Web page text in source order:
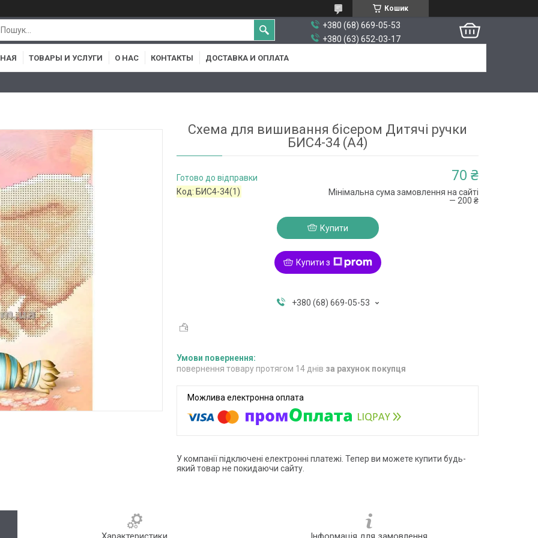
Кошик
+380 (68) 669-05-53
+380 (63) 652-03-17
ТОВАРЫ И УСЛУГИ О НАС КОНТАКТЫ ДОСТАВКА И ОПЛАТА
Схема для вишивання бісером Дитячі ручки
БИС4-34 (А4)
Готово до відправки
Код: БИС4-34(1)
70 ₴
Мінімальна сума замовлення на сайті
— 200 ₴
Купити
Купити з
+380 (68) 669-05-53
повернення товару протягом 14 днів за рахунок покупця
У компанії підключені електронні платежі. Тепер ви можете купити будь-
який товар не покидаючи сайту.